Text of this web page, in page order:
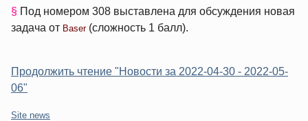
§ Под номером 308 выставлена для обсуждения новая
задача от Baser(сложность 1 балл).
Продолжить чтение "Новости за 2022-04-30 - 2022-05-
06"
Категории:
Site news